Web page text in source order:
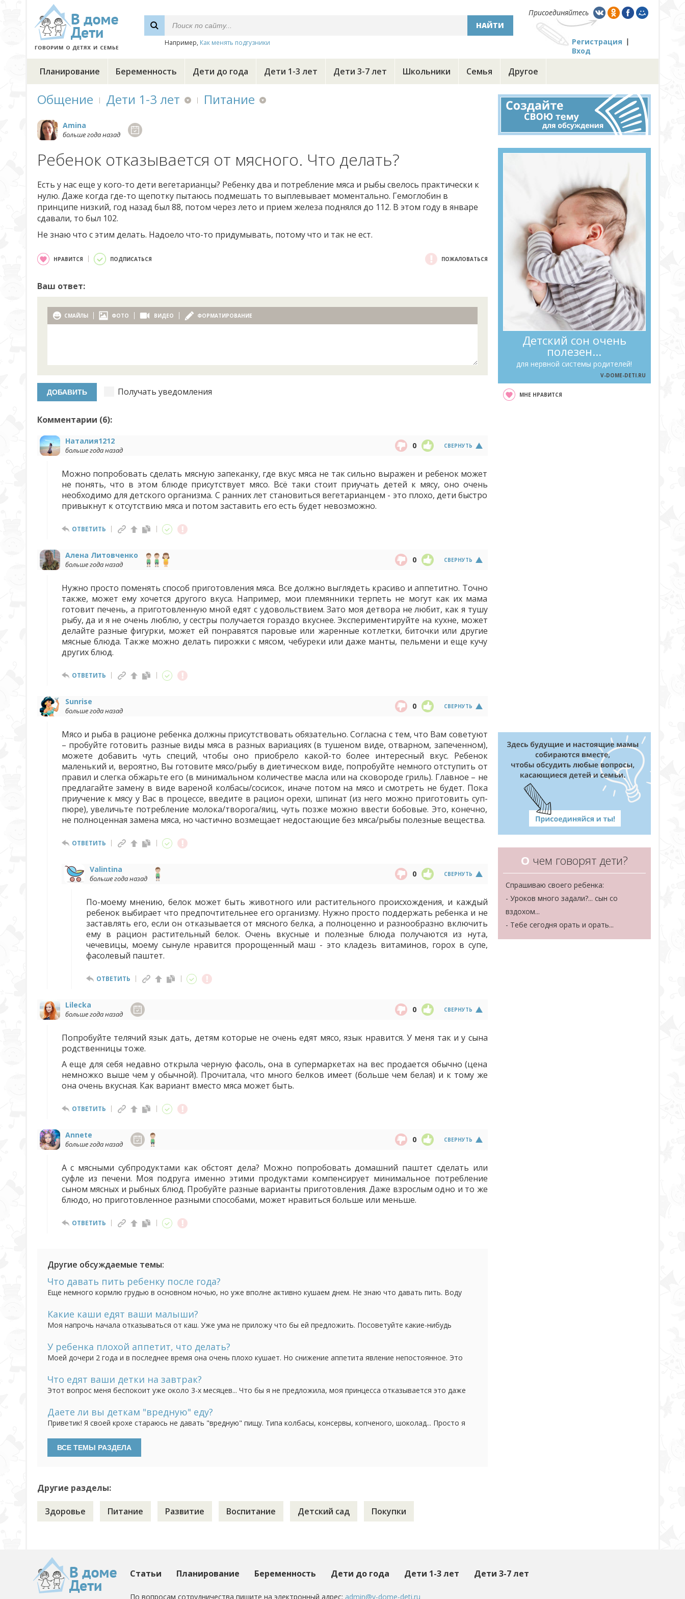
НАЙТИ
Например, Как менять подгузники
Присоединяйтесь
Регистрация
Вход
Планирование Беременность Дети до года Дети 1-3 лет Дети 3-7 лет Школьники Семья Другое
Общение Дети 1-3 лет Питание
Amina
больше года назад
Ребенок отказывается от мясного. Что делать?
Есть у нас еще у кого-то дети вегетарианцы? Ребенку два и потребление мяса и рыбы свелось практически к
нулю. Даже когда где-то щепотку пытаюсь подмешать то выплевывает моментально. Гемоглобин в
принципе низкий, год назад был 88, потом через лето и прием железа поднялся до 112. В этом году в январе
сдавали, то был 102.
Не знаю что с этим делать. Надоело что-то придумывать, потому что и так не ест.
НРАВИТСЯ ПОДПИСАТЬСЯ ПОЖАЛОВАТЬСЯ
Ваш ответ:
СМАЙЛЫ ФОТО ВИДЕО ФОРМАТИРОВАНИЕ
Получать уведомления
Комментарии (6):
Наталия1212
больше года назад СВЕРНУТЬ
0
Можно попробовать сделать мясную запеканку, где вкус мяса не так сильно выражен и ребенок может
не понять, что в этом блюде присутствует мясо. Всё таки стоит приучать детей к мясу, оно очень
необходимо для детского организма. С ранних лет становиться вегетарианцем - это плохо, дети быстро
привыкнут к отсутствию мяса и потом заставить его есть будет невозможно.
ОТВЕТИТЬ
Алена Литовченко
больше года назад СВЕРНУТЬ
0
Нужно просто поменять способ приготовления мяса. Все должно выглядеть красиво и аппетитно. Точно
также, может ему хочется другого вкуса. Например, мои племянники терпеть не могут как их мама
готовит печень, а приготовленную мной едят с удовольствием. Зато моя детвора не любит, как я тушу
рыбу, да и я не очень люблю, у сестры получается гораздо вкуснее. Экспериментируйте на кухне, может
делайте разные фигурки, может ей понравятся паровые или жаренные котлетки, биточки или другие
мясные блюда. Также можно делать пирожки с мясом, чебуреки или даже манты, пельмени и еще кучу
других блюд.
ОТВЕТИТЬ
Sunrise
больше года назад СВЕРНУТЬ
0
Мясо и рыба в рационе ребенка должны присутствовать обязательно. Согласна с тем, что Вам советуют
– пробуйте готовить разные виды мяса в разных вариациях (в тушеном виде, отварном, запеченном),
можете добавить чуть специй, чтобы оно приобрело какой-то более интересный вкус. Ребенок
маленький и, вероятно, Вы готовите мясо/рыбу в диетическом виде, попробуйте немного отступить от
правил и слегка обжарьте его (в минимальном количестве масла или на сковороде гриль). Главное – не
предлагайте замену в виде вареной колбасы/сосисок, иначе потом на мясо и смотреть не будет. Пока
приучение к мясу у Вас в процессе, введите в рацион орехи, шпинат (из него можно приготовить суп-
пюре), увеличьте потребление молока/творога/яиц, чуть позже можно ввести бобовые. Это, конечно,
не полноценная замена мяса, но частично возмещает недостающие без мяса/рыбы полезные вещества.
ОТВЕТИТЬ
Valintina
больше года назад СВЕРНУТЬ
0
По-моему мнению, белок может быть животного или растительного происхождения, и каждый
ребенок выбирает что предпочтительнее его организму. Нужно просто поддержать ребенка и не
заставлять его, если он отказывается от мясного белка, а полноценно и разнообразно включить
ему в рацион растительный белок. Очень вкусные и полезные блюда получаются из нута,
чечевицы, моему сынуле нравится пророщенный маш - это кладезь витаминов, горох в супе,
фасолевый паштет.
ОТВЕТИТЬ
Lilecka
больше года назад СВЕРНУТЬ
0
Попробуйте телячий язык дать, детям которые не очень едят мясо, язык нравится. У меня так и у сына
родственницы тоже.
А еще для себя недавно открыла черную фасоль, она в супермаркетах на вес продается обычно (цена
немножко выше чем у обычной). Прочитала, что много белков имеет (больше чем белая) и к тому же
она очень вкусная. Как вариант вместо мяса может быть.
ОТВЕТИТЬ
Annete
больше года назад СВЕРНУТЬ
0
А с мясными субпродуктами как обстоят дела? Можно попробовать домашний паштет сделать или
суфле из печени. Моя подруга именно этими продуктами компенсирует минимальное потребление
сыном мясных и рыбных блюд. Пробуйте разные варианты приготовления. Даже взрослым одно и то же
блюдо, но приготовленное разными способами, может нравиться больше или меньше.
ОТВЕТИТЬ
Другие обсуждаемые темы:
Что давать пить ребенку после года?
Еще немного кормлю грудью в основном ночью, но уже вполне активно кушаем днем. Не знаю что давать пить. Воду
Какие каши едят ваши малыши?
Моя напрочь начала отказываться от каш. Уже ума не приложу что бы ей предложить. Посоветуйте какие-нибудь
У ребенка плохой аппетит, что делать?
Моей дочери 2 года и в последнее время она очень плохо кушает. Но снижение аппетита явление непостоянное. Это
или через несколько вообще может ничего не есть. Накормить могу нормально только...
Что едят ваши детки на завтрак?
Этот вопрос меня беспокоит уже около 3-х месяцев... Что бы я не предложила, моя принцесса отказывается это даже
Манка вообще не в какую, творог - тоже самое. Я понимаю, что у нас еще лезут зубы...
Даете ли вы деткам "вредную" еду?
Приветик! Я своей крохе стараюсь не давать "вредную" пищу. Типа колбасы, консервы, копченого, шоколад... Просто я
так та ей в 6 мес. малину давала, в год ребенок спокойно ел лук в уксусе, копчености, сало!!! Ну...
Другие разделы:
Здоровье Питание Развитие Воспитание Детский сад Покупки
Детский сон очень
полезен...
для нервной системы родителей!
V-DOME-DETI.RU
МНЕ НРАВИТСЯ
О чем говорят дети?
Спрашиваю своего ребенка:
- Уроков много задали?... сын со
вздохом...
- Тебе сегодня орать и орать...
Статьи Планирование Беременность Дети до года Дети 1-3 лет Дети 3-7 лет
По вопросам сотрудничества пишите на электронный адрес: admin@v-dome-deti.ru